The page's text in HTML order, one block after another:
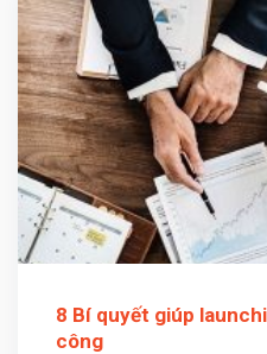
8 Bí quyết giúp
công